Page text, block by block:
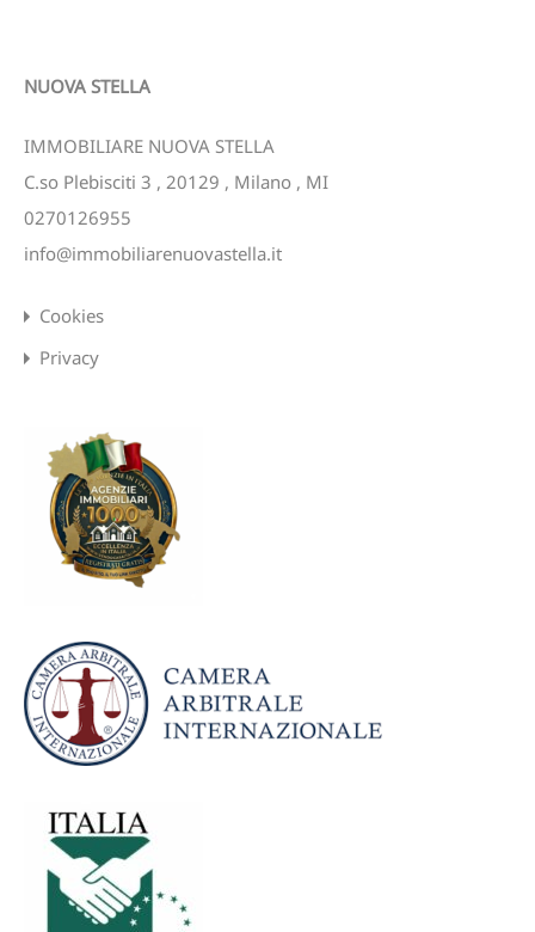
NUOVA STELLA
IMMOBILIARE NUOVA STELLA
C.so Plebisciti 3 , 20129 , Milano , MI
0270126955
info@immobiliarenuovastella.it
Cookies
Privacy